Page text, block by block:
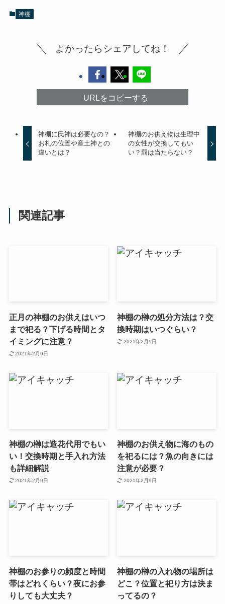
神棚
よかったらシェアしてね！
URLをコピーする
神棚に氏神は必要なの？
お札の位置や産土神との
違いとは？
神棚のお供え物は生理中
の女性が交換してもい
い？罰は当たらない？
関連記事
正月の神棚のお供えはいつ
まで祀る？下げる時間とタ
イミングに注意？
2021年2月9日
神棚の榊の処分方法は？交
換時期はいつぐらい？
2021年2月9日
神棚の榊は造花代用でもい
い！交換時期と手入れ方法
も詳細解説
2021年2月9日
神棚のお供え物に海のもの
を祀るには？魚の向きには
注意が必要？
2021年2月9日
神棚のお参りの頻度と時間
帯はどれくらい？夜にお参
りしても大丈夫？
神棚の榊の入れ物の場所は
どこ？位置と祀り方は決ま
ってるの？